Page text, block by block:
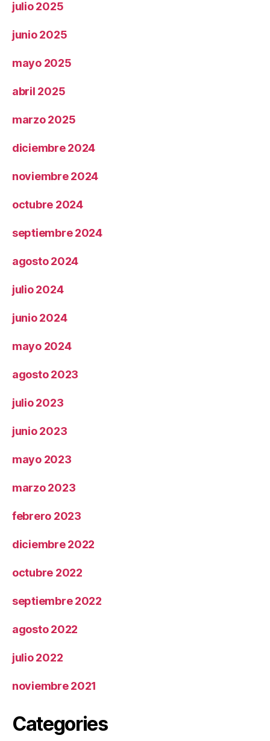
julio 2025
junio 2025
mayo 2025
abril 2025
marzo 2025
diciembre 2024
noviembre 2024
octubre 2024
septiembre 2024
agosto 2024
julio 2024
junio 2024
mayo 2024
agosto 2023
julio 2023
junio 2023
mayo 2023
marzo 2023
febrero 2023
diciembre 2022
octubre 2022
septiembre 2022
agosto 2022
julio 2022
noviembre 2021
Categories